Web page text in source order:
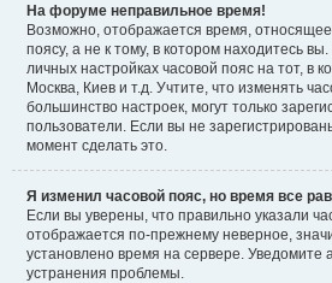
На форуме неправильное время!
Возможно, отображается время,
поясу, а не к тому, в котором находитесь
личных настройках часовой пояс на тот, в
Москва, Киев и т.д. Учтите, что изменять
большинство настроек, могут только
пользователи. Если вы не
момент сделать это.
Я изменил часовой пояс, но время все
Если вы уверены, что правильно указали
отображается по-прежнему неверное,
установлено время на сервере. Уведомите
устранения проблемы.